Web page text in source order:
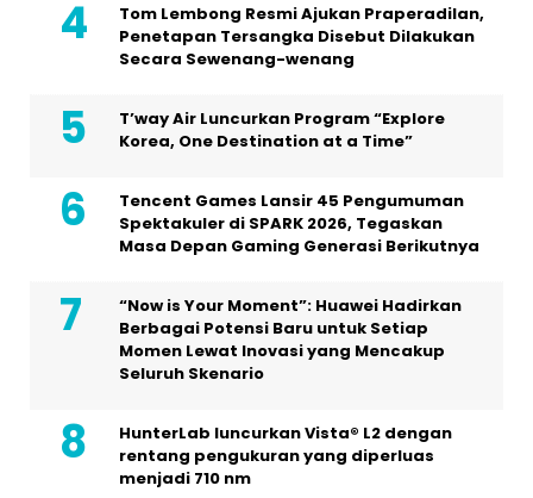
Tom Lembong Resmi Ajukan Praperadilan,
Penetapan Tersangka Disebut Dilakukan
Secara Sewenang-wenang
T’way Air Luncurkan Program “Explore
Korea, One Destination at a Time”
Tencent Games Lansir 45 Pengumuman
Spektakuler di SPARK 2026, Tegaskan
Masa Depan Gaming Generasi Berikutnya
“Now is Your Moment”: Huawei Hadirkan
Berbagai Potensi Baru untuk Setiap
Momen Lewat Inovasi yang Mencakup
Seluruh Skenario
HunterLab luncurkan Vista® L2 dengan
rentang pengukuran yang diperluas
menjadi 710 nm